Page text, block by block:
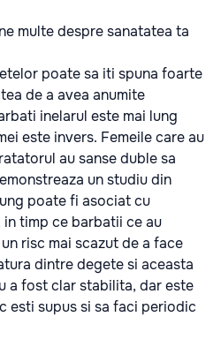
multe despre sanatatea ta
poate sa iti spuna foarte
de a avea anumite
inelarul este mai lung
este invers. Femeile care au
au sanse duble sa
un studiu din
poate fi asociat cu
timp ce barbatii ce au
risc mai scazut de a face
dintre degete si aceasta
a fost clar stabilita, dar este
esti supus si sa faci periodic